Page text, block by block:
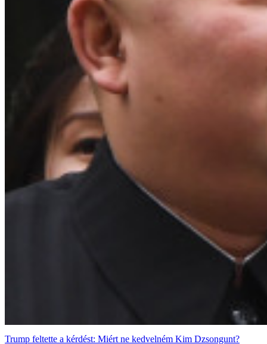
Trump feltette a kérdést: Miért ne kedvelném Kim Dzsongunt?